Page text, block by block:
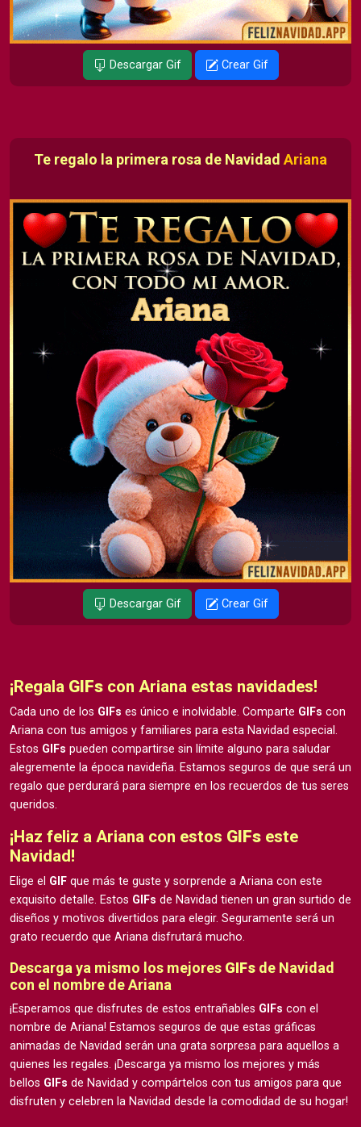
Descargar Gif Crear Gif
Te regalo la primera rosa de Navidad Ariana
Descargar Gif Crear Gif
¡Regala GIFs con Ariana estas navidades!
Cada uno de los GIFs es único e inolvidable. Comparte GIFs con
Ariana con tus amigos y familiares para esta Navidad especial.
Estos GIFs pueden compartirse sin límite alguno para saludar
alegremente la época navideña. Estamos seguros de que será un
regalo que perdurará para siempre en los recuerdos de tus seres
queridos.
¡Haz feliz a Ariana con estos GIFs este
Navidad!
Elige el GIF que más te guste y sorprende a Ariana con este
exquisito detalle. Estos GIFs de Navidad tienen un gran surtido de
diseños y motivos divertidos para elegir. Seguramente será un
grato recuerdo que Ariana disfrutará mucho.
Descarga ya mismo los mejores GIFs de Navidad
con el nombre de Ariana
¡Esperamos que disfrutes de estos entrañables GIFs con el
nombre de Ariana! Estamos seguros de que estas gráficas
animadas de Navidad serán una grata sorpresa para aquellos a
quienes les regales. ¡Descarga ya mismo los mejores y más
bellos GIFs de Navidad y compártelos con tus amigos para que
disfruten y celebren la Navidad desde la comodidad de su hogar!